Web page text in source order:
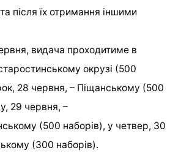
після їх отримання іншими
видача проходитиме в
окрузі (500
28 червня, – Піщанському (500
29 червня, –
(500 наборів), у четвер, 30
(300 наборів).